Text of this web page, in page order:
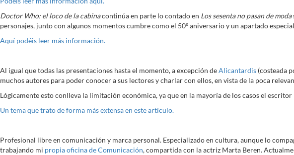
Doctor Who: el loco de la cabinacontinúa en parte lo contado en Los sesenta no pasan de moda
personajes, junto con algunos momentos cumbre como el 50º aniversario y un apartado
Aquí podéis leer más información.
Al igual que todas las presentaciones hasta el momento, a excepción deAlicantardis (costeada
muchos autores para poder conocer a sus lectores y charlar con ellos, en vista de la poca
Lógicamente esto conlleva la limitación económica, ya que en la mayoría de los casos el
Un tema que trato de forma más extensa en este artículo.
Profesional libre en comunicación y marca personal. Especializado en cultura, aunque lo
trabajando mi propia oficina de Comunicación, compartida con la actriz Marta Beren.